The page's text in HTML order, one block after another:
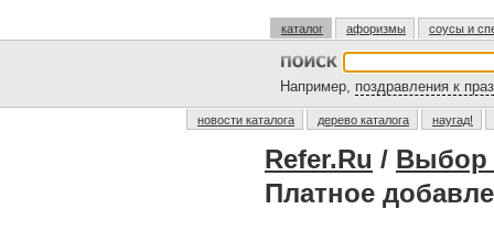
каталог афоризмы соусы и
Например, поздравления к
новости каталога дерево каталога наугад!
Refer.Ru / Выбор
Платное